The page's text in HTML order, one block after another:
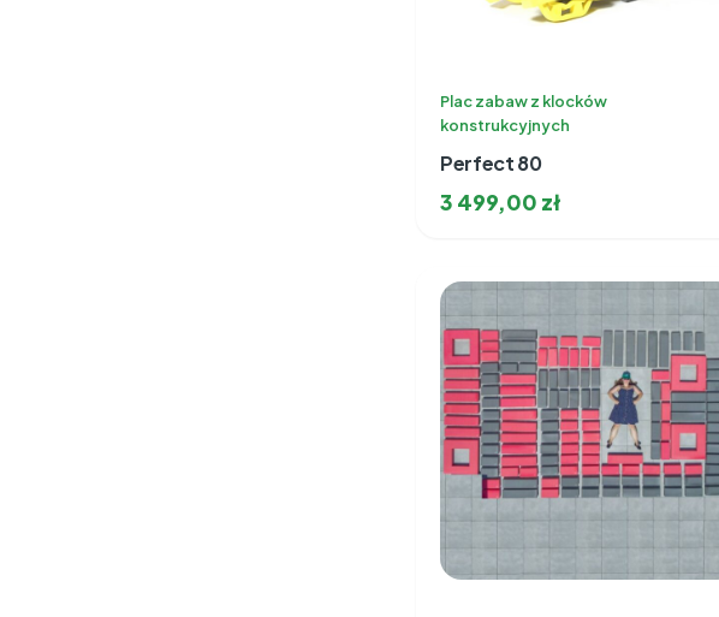
Plac zabaw z klocków
konstrukcyjnych
Perfect 80
3 499,00 zł